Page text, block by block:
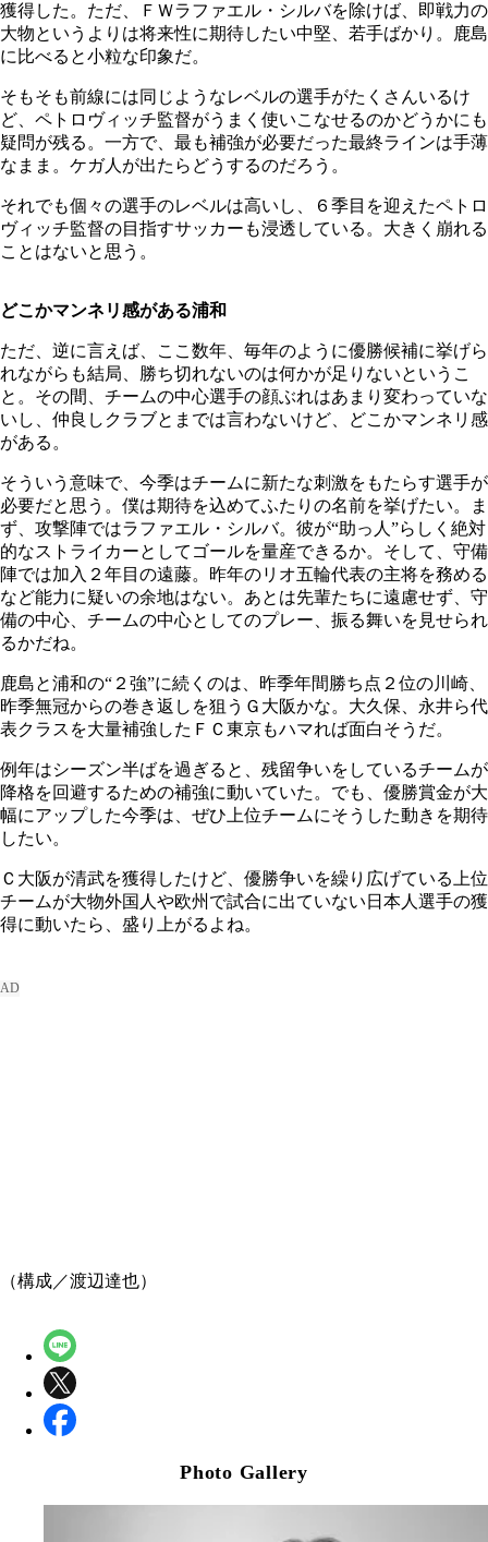
獲得した。ただ、ＦＷラファエル・シルバを除けば、即戦力の
大物というよりは将来性に期待したい中堅、若手ばかり。鹿島
に比べると小粒な印象だ。
そもそも前線には同じようなレベルの選手がたくさんいるけ
ど、ペトロヴィッチ監督がうまく使いこなせるのかどうかにも
疑問が残る。一方で、最も補強が必要だった最終ラインは手薄
なまま。ケガ人が出たらどうするのだろう。
それでも個々の選手のレベルは高いし、６季目を迎えたペトロ
ヴィッチ監督の目指すサッカーも浸透している。大きく崩れる
ことはないと思う。
どこかマンネリ感がある浦和
ただ、逆に言えば、ここ数年、毎年のように優勝候補に挙げら
れながらも結局、勝ち切れないのは何かが足りないというこ
と。その間、チームの中心選手の顔ぶれはあまり変わっていな
いし、仲良しクラブとまでは言わないけど、どこかマンネリ感
がある。
そういう意味で、今季はチームに新たな刺激をもたらす選手が
必要だと思う。僕は期待を込めてふたりの名前を挙げたい。ま
ず、攻撃陣ではラファエル・シルバ。彼が“助っ人”らしく絶対
的なストライカーとしてゴールを量産できるか。そして、守備
陣では加入２年目の遠藤。昨年のリオ五輪代表の主将を務める
など能力に疑いの余地はない。あとは先輩たちに遠慮せず、守
備の中心、チームの中心としてのプレー、振る舞いを見せられ
るかだね。
鹿島と浦和の“２強”に続くのは、昨季年間勝ち点２位の川崎、
昨季無冠からの巻き返しを狙うＧ大阪かな。大久保、永井ら代
表クラスを大量補強したＦＣ東京もハマれば面白そうだ。
例年はシーズン半ばを過ぎると、残留争いをしているチームが
降格を回避するための補強に動いていた。でも、優勝賞金が大
幅にアップした今季は、ぜひ上位チームにそうした動きを期待
したい。
Ｃ大阪が清武を獲得したけど、優勝争いを繰り広げている上位
チームが大物外国人や欧州で試合に出ていない日本人選手の獲
得に動いたら、盛り上がるよね。
（構成／渡辺達也）
Photo Gallery